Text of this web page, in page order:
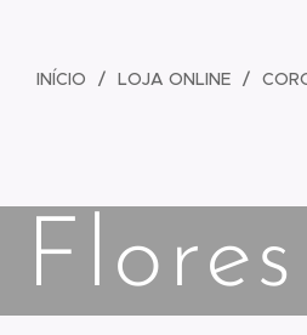
INÍCIO LOJA ONLINE